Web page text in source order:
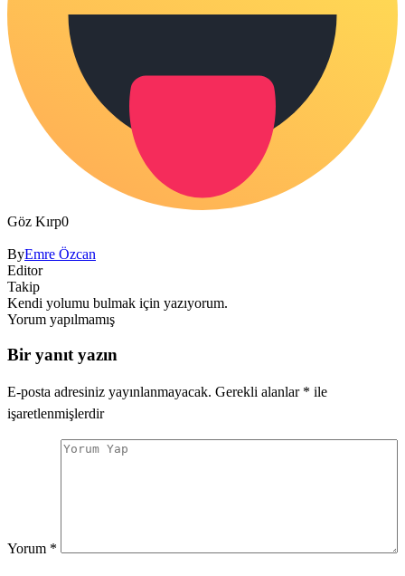
Göz Kırp0
ByEmre Özcan
Editor
Takip
Kendi yolumu bulmak için yazıyorum.
Yorum yapılmamış
Bir yanıt yazın
E-posta adresiniz yayınlanmayacak. Gerekli alanlar * ile
işaretlenmişlerdir
Yorum *